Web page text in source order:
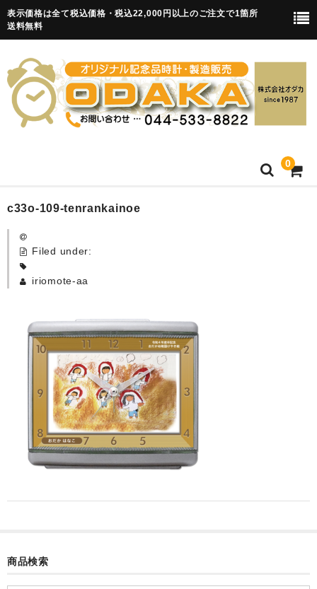
表示価格は全て税込価格・税込22,000円以上のご注文で1箇所
送料無料
0
HOME
卒園記念品
カード付フォトフレームクロック(集合)
目覚まし時計(集合＋個別)
メロディ時計(集合)
音声時計(集合)
目覚まし時計(個別)
制服メモリー
c33o-109-tenrankainoe
Filed under:
iriomote-aa
商品検索